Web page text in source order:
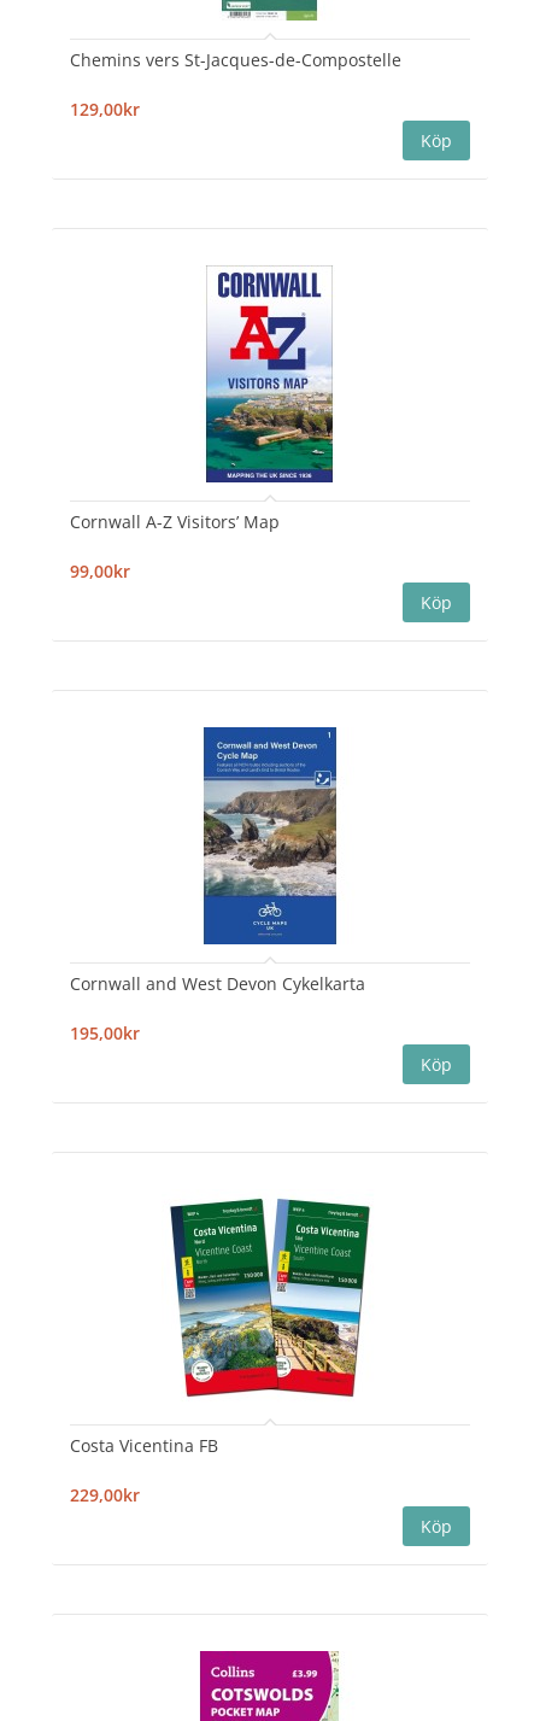
Chemins vers St-Jacques-de-Compostelle
129,00kr
Cornwall A-Z Visitors’ Map
99,00kr
Cornwall and West Devon Cykelkarta
195,00kr
Costa Vicentina FB
229,00kr